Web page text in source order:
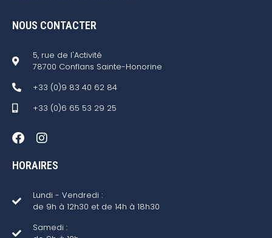
NOUS CONTACTER
5, rue de l'Activité
78700 Conflans Sainte-Honorine
+33 (0)9 83 40 62 84
+33 (0)6 65 53 29 25
HORAIRES
Lundi - Vendredi :
de 9h à 12h30 et de 14h à 18h30
Samedi :